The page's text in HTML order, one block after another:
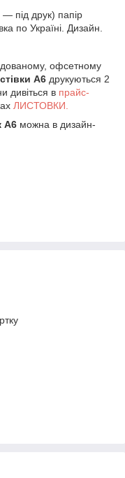
під друк) папір
по Україні. Дизайн.
офсетному
А6 друкуються 2
дивіться в прайс-
ЛИСТОВКИ.
А6 можна в дизайн-